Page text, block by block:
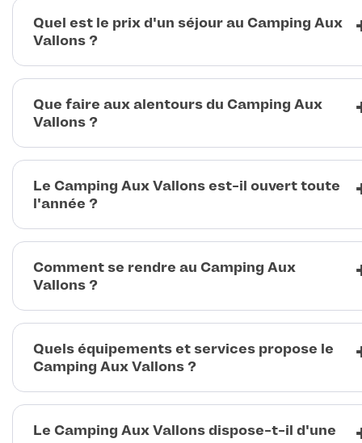
Quel est le prix d'un séjour au Camping Aux
Vallons ?
Que faire aux alentours du Camping Aux
Vallons ?
Le Camping Aux Vallons est-il ouvert toute
l'année ?
Comment se rendre au Camping Aux
Vallons ?
Quels équipements et services propose le
Camping Aux Vallons ?
Le Camping Aux Vallons dispose-t-il d'une